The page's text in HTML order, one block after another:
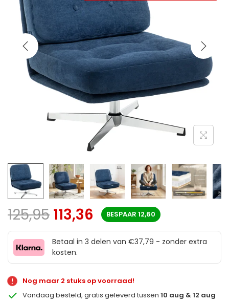
125,95 113,36 BESPAAR 12,60
Betaal in 3 delen van €37,79 - zonder extra
kosten.
Nog maar 2 stuks op voorraad!
Vandaag besteld, gratis geleverd tussen10 aug & 12 aug